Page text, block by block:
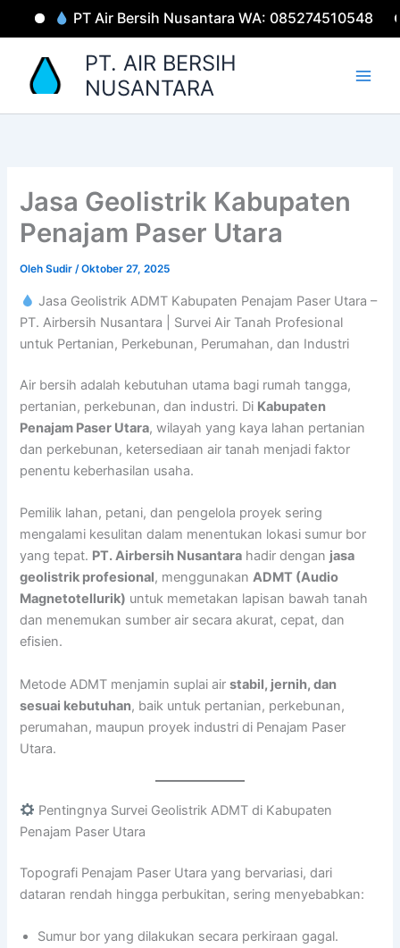
PT Air Bersih Nusantara WA: 085274510548
Lewati
PT. AIR BERSIH
NUSANTARA
Jasa Geolistrik Kabupaten
Penajam Paser Utara
OlehSudir/Oktober 27, 2025
Jasa Geolistrik ADMT Kabupaten Penajam Paser Utara –
PT. Airbersih Nusantara | Survei Air Tanah Profesional
untuk Pertanian, Perkebunan, Perumahan, dan Industri
Air bersih adalah kebutuhan utama bagi rumah tangga,
pertanian, perkebunan, dan industri. Di Kabupaten
Penajam Paser Utara, wilayah yang kaya lahan pertanian
dan perkebunan, ketersediaan air tanah menjadi faktor
penentu keberhasilan usaha.
Pemilik lahan, petani, dan pengelola proyek sering
mengalami kesulitan dalam menentukan lokasi sumur bor
yang tepat. PT. Airbersih Nusantara hadir dengan jasa
geolistrik profesional, menggunakanADMT (Audio
Magnetotellurik) untuk memetakan lapisan bawah tanah
dan menemukan sumber air secara akurat, cepat, dan
efisien.
Metode ADMT menjamin suplai airstabil, jernih, dan
sesuai kebutuhan, baik untuk pertanian, perkebunan,
perumahan, maupun proyek industri di Penajam Paser
Utara.
Pentingnya Survei Geolistrik ADMT di Kabupaten
Penajam Paser Utara
Topografi Penajam Paser Utara yang bervariasi, dari
dataran rendah hingga perbukitan, sering menyebabkan:
Sumur bor yang dilakukan secara perkiraan gagal.